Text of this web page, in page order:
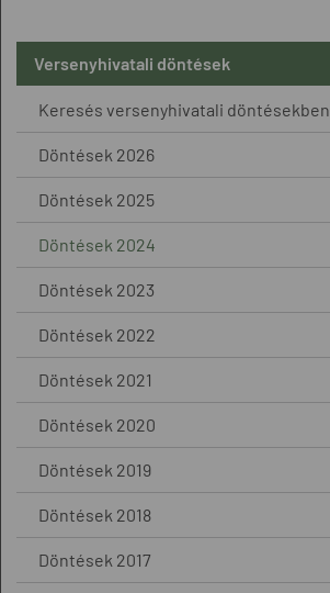
Versenyhivatali döntések
Keresés versenyhivatali döntésekben
Döntések 2026
Döntések 2025
Döntések 2024
Döntések 2023
Döntések 2022
Döntések 2021
Döntések 2020
Döntések 2019
Döntések 2018
Döntések 2017